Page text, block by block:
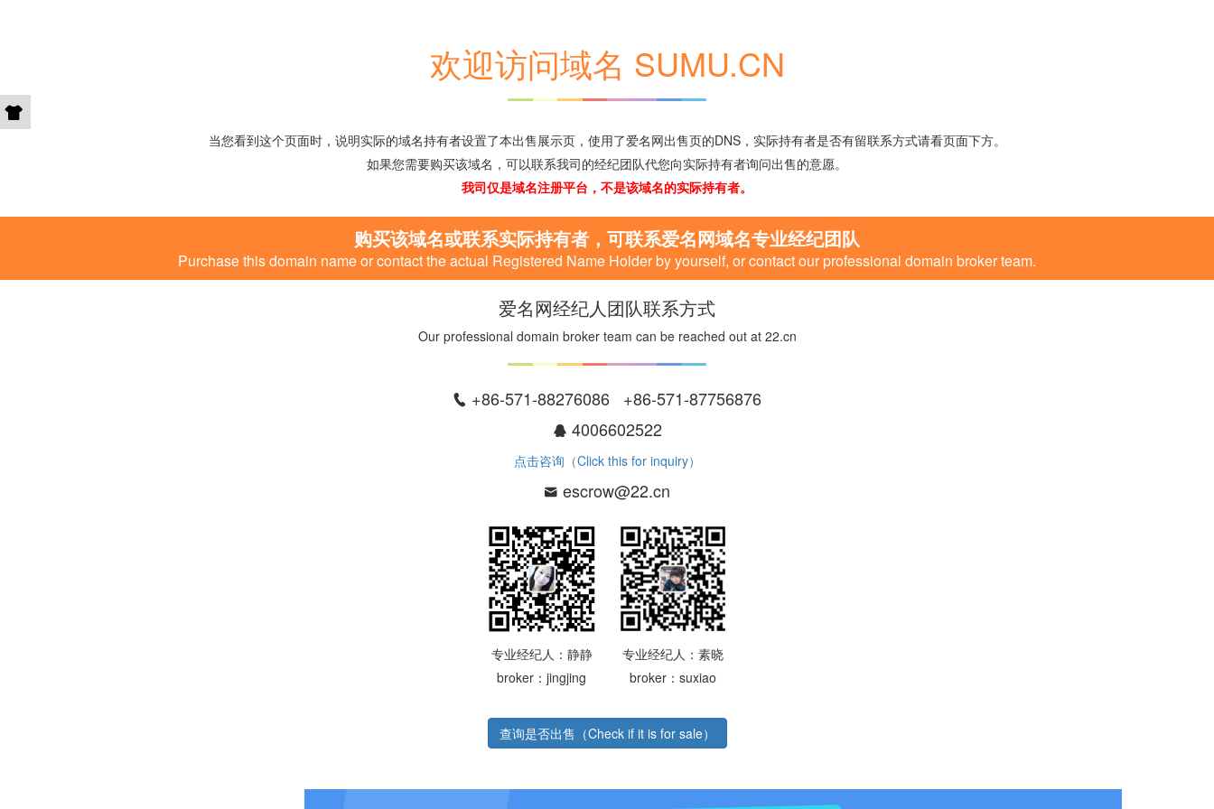
欢迎访问域名 SUMU.CN
当您看到这个页面时，说明实际的域名持有者设置了本出售展示页，使用了爱名网出售页的DNS，实际持有者是否有留联系方式请看页面下方。
如果您需要购买该域名，可以联系我司的经纪团队代您向实际持有者询问出售的意愿。
我司仅是域名注册平台，不是该域名的实际持有者。
购买该域名或联系实际持有者，可联系爱名网域名专业经纪团队
Purchase this domain name or contact the actual Registered Name Holder by yourself, or contact our professional domain broker team.
爱名网经纪人团队联系方式
Our professional domain broker team can be reached out at 22.cn
+86-571-88276086 +86-571-87756876
4006602522
点击咨询（Click this for inquiry）
escrow@22.cn
专业经纪人：静静
broker：jingjing
专业经纪人：素晓
broker：suxiao
查询是否出售（Check if it is for sale）